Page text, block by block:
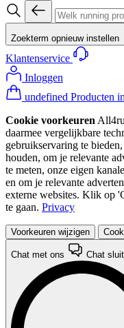
Zoekterm opnieuw instellen
Klantenservice
Inloggen
undefined Producten
Cookie voorkeuren
daarmee vergelijkbare
gebruikservaring te
houden, om je relevante
te meten, onze eigen
en om je relevante
externe websites. Klik op
te gaan. Privacy
Voorkeuren wijzigen
Chat met ons Chat